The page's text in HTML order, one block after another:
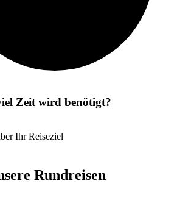
Zeit wird benötigt?
Ihr Reiseziel
Rundreisen